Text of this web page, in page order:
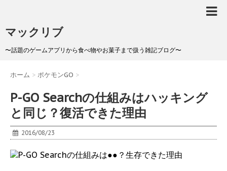
マックリブ
〜話題のゲームアプリから食べ物やお菓子まで扱う雑記ブログ〜
ホーム > ポケモンGO >
P-GO Searchの仕組みはハッキング
と同じ？復活できた理由
2016/08/23